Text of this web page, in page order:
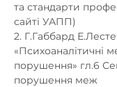
та стандарти
сайті УАПП)
2. Г.Габбард
«Психоаналітичні
порушення» гл.6
порушення меж